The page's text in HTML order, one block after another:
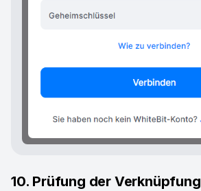
10. Prüfung der Verknüpfung